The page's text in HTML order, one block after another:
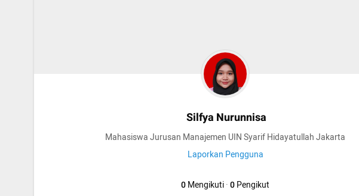
Silfya Nurunnisa
Mahasiswa Jurusan Manajemen UIN Syarif Hidayatullah Jakarta
Laporkan Pengguna
0Mengikuti·0Pengikut